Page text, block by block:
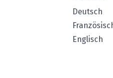
Deutsch
Englisch